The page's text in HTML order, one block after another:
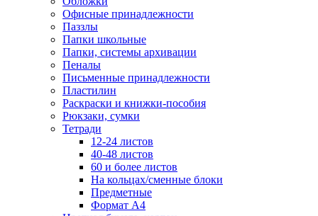
Офисные принадлежности
Паззлы
Папки школьные
Папки, системы архивации
Пеналы
Письменные принадлежности
Пластилин
Раскраски и книжки-пособия
Рюкзаки, сумки
Тетради
12-24 листов
40-48 листов
60 и более листов
На кольцах/сменные блоки
Предметные
Формат А4